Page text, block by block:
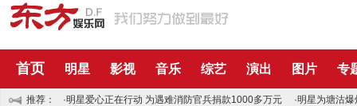
首页 明星 影视 音乐 综艺 演出 图片 专
推荐： ·明星爱心正在行动 为遇难消防官兵捐款1000多万元 ·明星为塘沽